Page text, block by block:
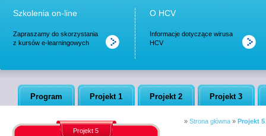
Szkolenia on-line
Zapraszamy do skorzystania
z kursów e-learningowych
O HCV
Informacje dotyczące wirusa
HCV
Program Projekt 1 Projekt 2 Projekt 3
Projekt 5
» Strona główna » Projekt 5